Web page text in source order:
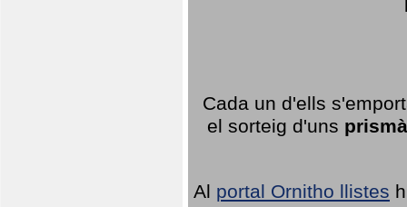
Cada un d'ells
el sorteig d'uns
Al portal Ornitho llistes